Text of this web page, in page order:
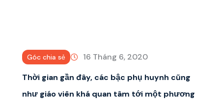
Góc chia sẻ
16 Tháng 6, 2020
Thời gian gần đây, các bậc phụ huynh cũng
như giáo viên khá quan tâm tới một phương